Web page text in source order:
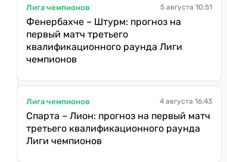
Лига чемпионов 5 августа 10:51
Фенербахче – Штурм: прогноз на
первый матч третьего
квалификационного раунда Лиги
чемпионов
Лига чемпионов 4 августа 16:43
Спарта – Лион: прогноз на первый матч
третьего квалификационного раунда
Лиги чемпионов